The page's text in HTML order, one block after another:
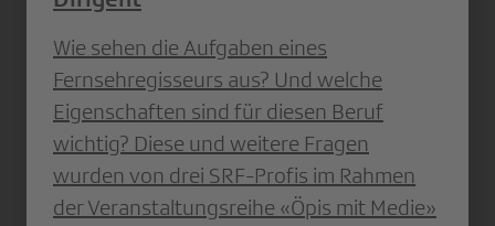
Wie sehen die Aufgaben eines
Fernsehregisseurs aus? Und welche
Eigenschaften sind für diesen Beruf
wichtig? Diese und weitere Fragen
wurden von drei SRF-Profis im Rahmen
der Veranstaltungsreihe «Öpis mit Medie»